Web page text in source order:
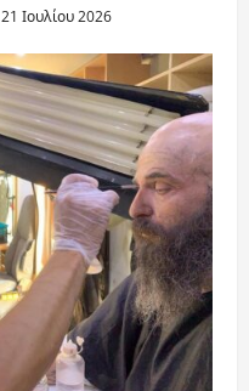
21 Ιουλίου 2026